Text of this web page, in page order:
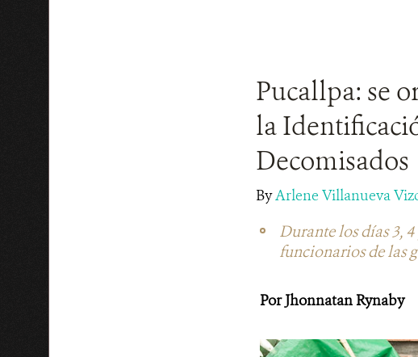
Pucallpa: se
la
Decomisados
ByArlene Villanueva
Durante los días 3,
funcionarios de las
Por Jhonnatan Rynaby